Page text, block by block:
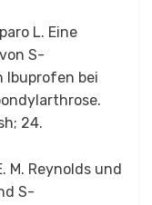
L. Eine
S-
Ibuprofen bei
24.
M. Reynolds und
S-